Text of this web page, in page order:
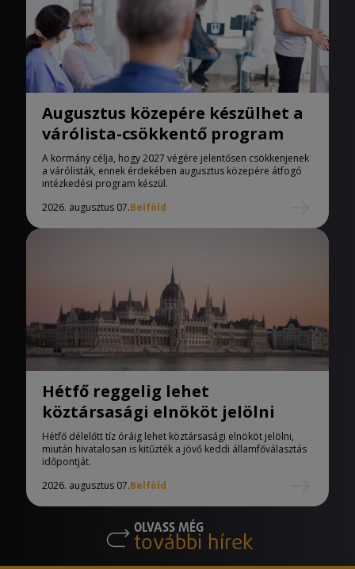
Augusztus közepére készülhet a
várólista-csökkentő program
A kormány célja, hogy 2027 végére jelentősen csökkenjenek
a várólisták, ennek érdekében augusztus közepére átfogó
intézkedési program készül.
2026. augusztus 07.Belföld
Hétfő reggelig lehet
köztársasági elnököt jelölni
Hétfő délelőtt tíz óráig lehet köztársasági elnököt jelölni,
miután hivatalosan is kitűzték a jövő keddi államfőválasztás
időpontját.
2026. augusztus 07.Belföld
OLVASS MÉG
további hírek